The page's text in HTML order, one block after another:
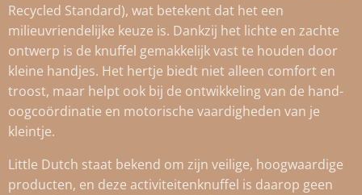
Recycled Standard), wat betekent dat het een
milieuvriendelijke keuze is. Dankzij het lichte en zachte
ontwerp is de knuffel gemakkelijk vast te houden door
kleine handjes. Het hertje biedt niet alleen comfort en
troost, maar helpt ook bij de ontwikkeling van de hand-
oogcoördinatie en motorische vaardigheden van je
kleintje.
Little Dutch staat bekend om zijn veilige, hoogwaardige
producten, en deze activiteitenknuffel is daarop geen